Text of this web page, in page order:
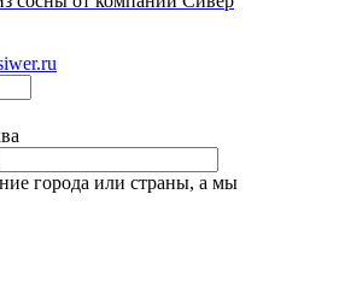
города или страны, а мы